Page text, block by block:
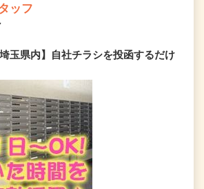
ッフ
玉県内】自社チラシを投函するだけ